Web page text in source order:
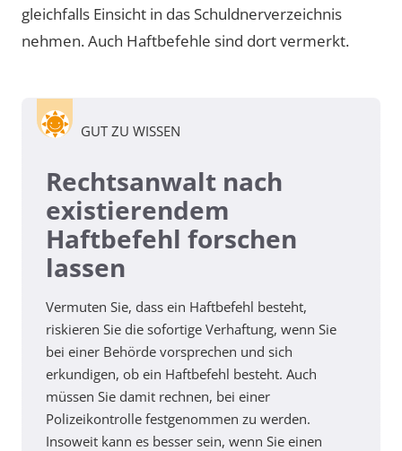
gleichfalls Einsicht in das Schuldnerverzeichnis
nehmen. Auch Haftbefehle sind dort vermerkt.
GUT ZU WISSEN
Rechtsanwalt nach
existierendem
Haftbefehl forschen
lassen
Vermuten Sie, dass ein Haftbefehl besteht,
riskieren Sie die sofortige Verhaftung, wenn Sie
bei einer Behörde vorsprechen und sich
erkundigen, ob ein Haftbefehl besteht. Auch
müssen Sie damit rechnen, bei einer
Polizeikontrolle festgenommen zu werden.
Insoweit kann es besser sein, wenn Sie einen